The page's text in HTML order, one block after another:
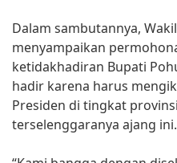
Dalam sambutannya,
menyampaikan
ketidakhadiran Bupati
hadir karena harus
Presiden di tingkat
terselenggaranya ajang ini.